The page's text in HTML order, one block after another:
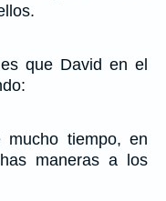
que David en el
mucho tiempo, en
maneras a los